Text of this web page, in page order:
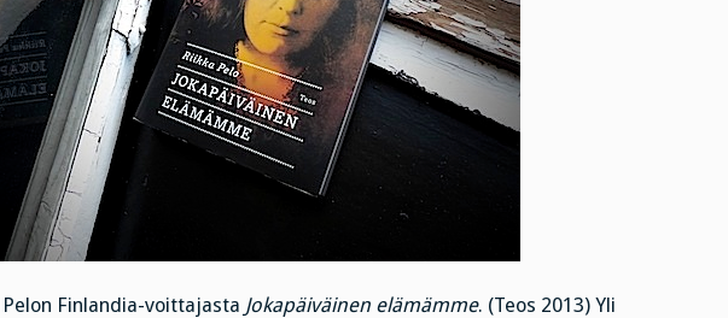
Finlandia-voittajasta Jokapäiväinen elämämme. (Teos 2013) Yli